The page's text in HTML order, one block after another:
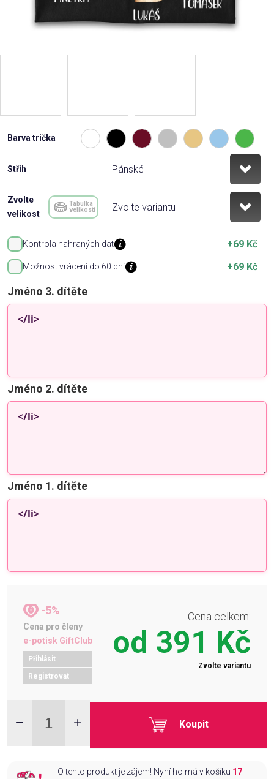
Barva trička
Střih
Zvolte
velikost
Tabulka
velikostí
Kontrola nahraných dat +69 Kč
Možnost vrácení do 60 dní +69 Kč
Jméno 3. dítěte
Jméno 2. dítěte
Jméno 1. dítěte
-5%
Cena pro členy
e-potisk GiftClub
Přihlásit
Registrovat
Cena celkem:
od 391 Kč
Zvolte variantu
Koupit
O tento produkt je zájem! Nyní ho má v košíku 17